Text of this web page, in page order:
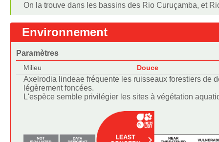
On la trouve dans les bassins des Rio Curuçamba, et
Environnement
Paramètres
Milieu Douce
Axelrodia lindeae fréquente les ruisseaux forestiers de
légèrement foncées.
L'espèce semble privilégier les sites à végétation